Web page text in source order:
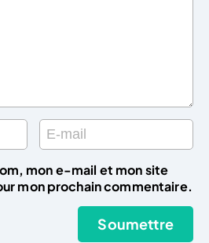
mon e-mail et mon site
mon prochain commentaire.